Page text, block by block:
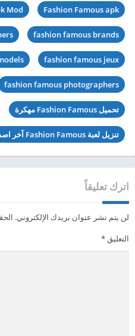
Fashion Famous apk
Mod
fashion famous brands
fashion famous jeux
fashion famous photographers
تحميل Fashion Famous مهكرة
تنزيل لعبة Fashion Famous آخر اصدار
اترك تعليقاً
لن يتم نشر عنوان بريدك الإلكتروني.
التعليق*